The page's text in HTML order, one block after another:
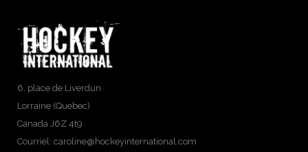
6, place de Liverdun
Lorraine (Quebec)
Canada J6Z 4t9
Courriel: caroline@hockeyinternational.com